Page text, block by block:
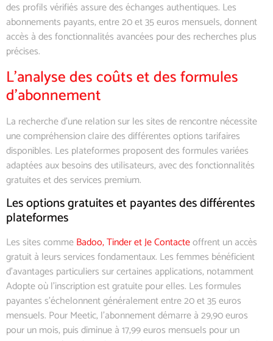
des profils vérifiés assure des échanges authentiques. Les
abonnements payants, entre 20 et 35 euros mensuels, donnent
accès à des fonctionnalités avancées pour des recherches plus
précises.
L’analyse des coûts et des formules
d’abonnement
La recherche d’une relation sur les sites de rencontre nécessite
une compréhension claire des différentes options tarifaires
disponibles. Les plateformes proposent des formules variées
adaptées aux besoins des utilisateurs, avec des fonctionnalités
gratuites et des services premium.
Les options gratuites et payantes des différentes
plateformes
Les sites commeBadoo, Tinder et Je Contacteoffrent un accès
gratuit à leurs services fondamentaux. Les femmes bénéficient
d’avantages particuliers sur certaines applications, notamment
Adopte où l’inscription est gratuite pour elles. Les formules
payantes s’échelonnent généralement entre 20 et 35 euros
mensuels. Pour Meetic, l’abonnement démarre à 29,90 euros
pour un mois, puis diminue à 17,99 euros mensuels pour un